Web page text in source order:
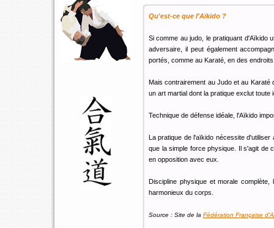
Qu'est-ce que l'Aïkido ?
Si comme au judo, le pratiquant d'Aïkido
adversaire, il peut également
portés, comme au Karaté, en des
Mais contrairement au Judo et au
un art martial dont la pratique exclut toute
Technique de défense idéale, l'Aïkido
La pratique de l'aïkido nécessite
que la simple force physique. Il s'agit de
en opposition avec eux.
Discipline physique et morale
harmonieux du corps.
Source : Site de la Fédération Française